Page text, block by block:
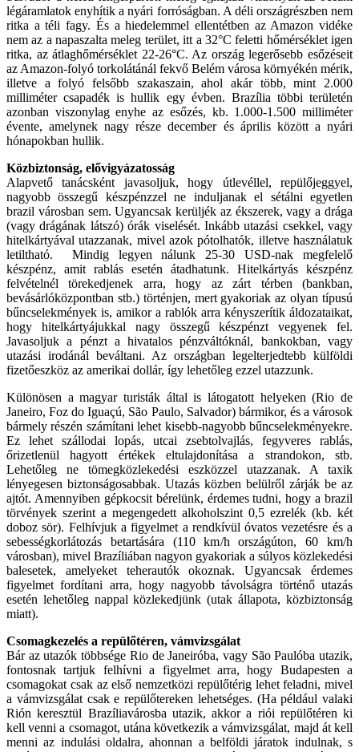
légáramlatok enyhítik a nyári forróságban. A déli országrészben nem
ritka a téli fagy. És a hiedelemmel ellentétben az Amazon vidéke
nem az a napaszalta meleg terület, itt a 32°C feletti hőmérséklet igen
ritka, az átlaghőmérséklet 22-26°C. Az ország legerősebb esőzéseit
az Amazon-folyó torkolátánál fekvő Belém városa környékén mérik,
illetve a folyó felsőbb szakaszain, ahol akár több, mint 2.000
milliméter csapadék is hullik egy évben. Brazília többi területén
azonban viszonylag enyhe az esőzés, kb. 1.000-1.500 milliméter
évente, amelynek nagy része december és április között a nyári
hónapokban hullik.
Közbiztonság, elővigyázatosság
Alapvető tanácsként javasoljuk, hogy útlevéllel, repülőjeggyel,
nagyobb összegű készpénzzel ne induljanak el sétálni egyetlen
brazil városban sem. Ugyancsak kerüljék az ékszerek, vagy a drága
(vagy drágának látszó) órák viselését. Inkább utazási csekkel, vagy
hitelkártyával utazzanak, mivel azok pótolhatók, illetve használatuk
letiltható. Mindig legyen nálunk 25-30 USD-nak megfelelő
készpénz, amit rablás esetén átadhatunk. Hitelkártyás készpénz
felvételnél törekedjenek arra, hogy az zárt térben (bankban,
bevásárlóközpontban stb.) történjen, mert gyakoriak az olyan típusú
bűncselekmények is, amikor a rablók arra kényszerítik áldozataikat,
hogy hitelkártyájukkal nagy összegű készpénzt vegyenek fel.
Javasoljuk a pénzt a hivatalos pénzváltóknál, bankokban, vagy
utazási irodánál beváltani. Az országban legelterjedtebb külföldi
fizetőeszköz az amerikai dollár, így lehetőleg ezzel utazzunk.
Különösen a magyar turisták által is látogatott helyeken (Rio de
Janeiro, Foz do Iguaçú, São Paulo, Salvador) bármikor, és a városok
bármely részén számítani lehet kisebb-nagyobb bűncselekményekre.
Ez lehet szállodai lopás, utcai zsebtolvajlás, fegyveres rablás,
őrizetlenül hagyott értékek eltulajdonítása a strandokon, stb.
Lehetőleg ne tömegközlekedési eszközzel utazzanak. A taxik
lényegesen biztonságosabbak. Utazás közben belülről zárják be az
ajtót. Amennyiben gépkocsit bérelünk, érdemes tudni, hogy a brazil
törvények szerint a megengedett alkoholszint 0,5 ezrelék (kb. két
doboz sör). Felhívjuk a figyelmet a rendkívül óvatos vezetésre és a
sebességkorlátozás betartására (110 km/h országúton, 60 km/h
városban), mivel Brazíliában nagyon gyakoriak a súlyos közlekedési
balesetek, amelyeket teherautók okoznak. Ugyancsak érdemes
figyelmet fordítani arra, hogy nagyobb távolságra történő utazás
esetén lehetőleg nappal közlekedjünk (utak állapota, közbiztonság
miatt).
Csomagkezelés a repülőtéren, vámvizsgálat
Bár az utazók többsége Rio de Janeiróba, vagy São Paulóba utazik,
fontosnak tartjuk felhívni a figyelmet arra, hogy Budapesten a
csomagokat csak az első nemzetközi repülőtérig lehet feladni, mivel
a vámvizsgálat csak e repülőtereken lehetséges. (Ha például valaki
Rión keresztül Brazíliavárosba utazik, akkor a riói repülőtéren ki
kell venni a csomagot, utána következik a vámvizsgálat, majd át kell
menni az indulási oldalra, ahonnan a belföldi járatok indulnak, s